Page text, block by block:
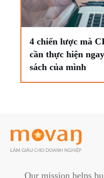
4 chiến lược mà
cần thực hiện
sách của mình
Our mission helps